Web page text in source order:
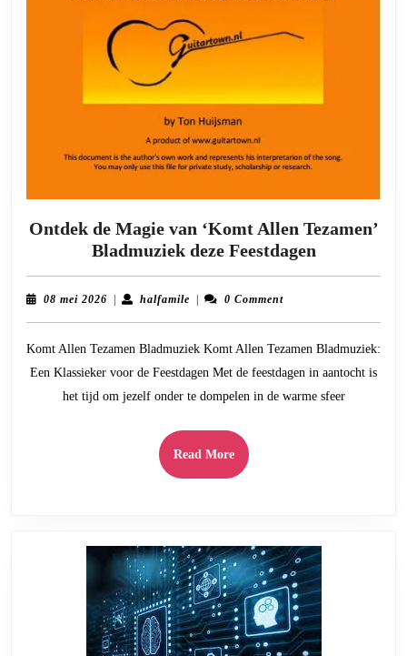
Ontdek de Magie van ‘Komt Allen Tezamen’
Bladmuziek deze FeestdagenOntdek
de
Allen
Tezamen’
08 mei 2026 08| halfamilehalfamile
| 0 Comment
Komt Allen Tezamen Bladmuziek Komt Allen Tezamen Bladmuziek:
Een Klassieker voor de Feestdagen Met de feestdagen in aantocht is
het tijd om jezelf onder te dompelen in de warme sfeer
Read MoreRead
More